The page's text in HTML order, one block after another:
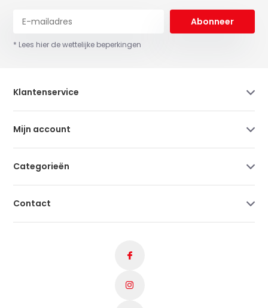
Abonneer
* Lees hier de wettelijke beperkingen
Klantenservice
Mijn account
Categorieën
Contact